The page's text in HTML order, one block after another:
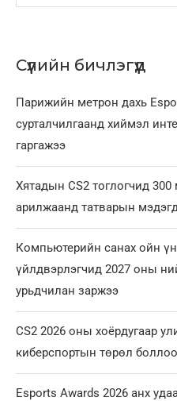
Сүүлийн бичлэгүүд
Парижийн метрон дахь
сурталчилгаанд хиймэл
гаргажээ
Хятадын CS2 тоглогчид
арилжаанд татварын
Компьютерийн санах ойн
үйлдвэрлэгчид 2027 оны
урьдчилан заржээ
CS2 2026 оны хоёрдугаар
киберспортын төрөл боллоо
Esports Awards 2026 анх